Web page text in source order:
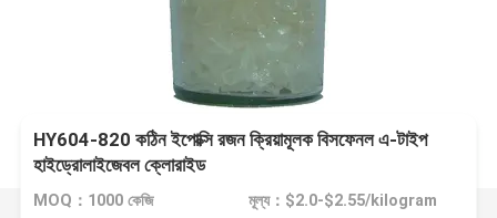
HY604-820 কঠিন ইপোক্সি রজন ক্রিয়ামূলক বিসফেনল এ-টাইপ
হাইড্রোলাইজেবল ক্লোরাইড
MOQ：1000 কেজি মূল্য：$2.0-$2.55/kilogram